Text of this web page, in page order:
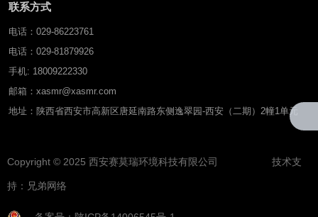
联系方式
电话：029-86223761
电话：029-81879926
手机: 18009222330
邮箱：xasmr@xasmr.com
地址：陕西省西安市高新区唐延南路东侧逸翠园-西安（二期）2幢1单元
Copyright © 2025 西安赛莫瑞环境科技有限公司 技术支
持： 兄弟网络